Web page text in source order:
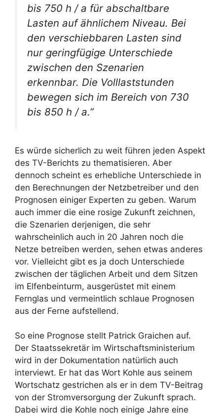
bis 750 h / a für abschaltbare
Lasten auf ähnlichem Niveau. Bei
den verschiebbaren Lasten sind
nur geringfügige Unterschiede
zwischen den Szenarien
erkennbar. Die Volllaststunden
bewegen sich im Bereich von 730
bis 850 h / a.”
Es würde sicherlich zu weit führen jeden Aspekt
des TV-Berichts zu thematisieren. Aber
dennoch scheint es erhebliche Unterschiede in
den Berechnungen der Netzbetreiber und den
Prognosen einiger Experten zu geben. Warum
auch immer die eine rosige Zukunft zeichnen,
die Szenarien derjenigen, die sehr
wahrscheinlich auch in 20 Jahren noch die
Netze betreiben werden, sehen etwas anderes
vor. Vielleicht gibt es ja doch Unterschiede
zwischen der täglichen Arbeit und dem Sitzen
im Elfenbeinturm, ausgerüstet mit einem
Fernglas und vermeintlich schlaue Prognosen
aus der Ferne aufstellend.
So eine Prognose stellt Patrick Graichen auf.
Der Staatssekretär im Wirtschaftsministerium
wird in der Dokumentation natürlich auch
interviewt. Er hat das Wort Kohle aus seinem
Wortschatz gestrichen als er in dem TV-Beitrag
von der Stromversorgung der Zukunft sprach.
Dabei wird die Kohle noch einige Jahre eine